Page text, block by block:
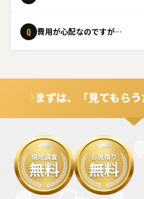
談ください。
Q 費用が心配なのですが…
い。
まずは、「見てもら
現地調査
無料
お見積り
無料